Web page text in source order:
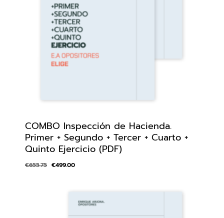
COMBO Inspección de Hacienda.
Primer + Segundo + Tercer + Cuarto +
Quinto Ejercicio (PDF)
€655.75 €499.00